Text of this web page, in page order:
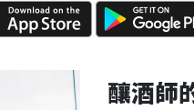
釀酒師